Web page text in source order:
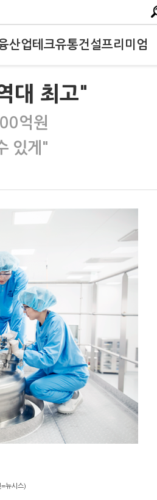
산업테크유통건설프리미엄
대 최고"
억원
있게"
뉴시스)